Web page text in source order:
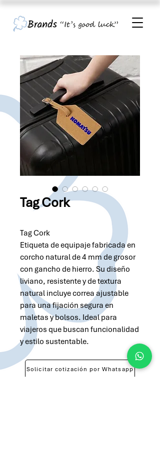
Tag Cork
Tag Cork
Etiqueta de equipaje fabricada en
corcho natural de 4 mm de grosor
con gancho de hierro. Su diseño
liviano, resistente y de textura
natural incluye correa ajustable
para una fijación segura en
maletas y bolsos. Ideal para
viajeros que buscan funcionalidad
y estilo sustentable.
Solicitar cotización por Whatsapp